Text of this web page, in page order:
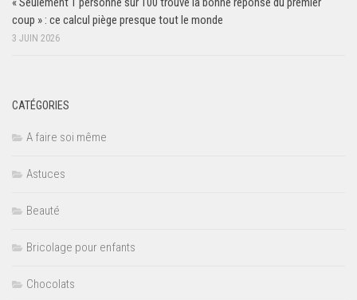
coup » : ce calcul piège presque tout le monde
3 JUIN 2026
CATÉGORIES
A faire soi même
Astuces
Beauté
Bricolage pour enfants
Chocolats